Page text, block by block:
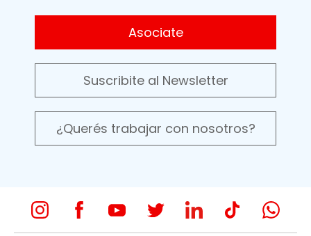
Asociate
Suscribite al Newsletter
¿Querés trabajar con nosotros?